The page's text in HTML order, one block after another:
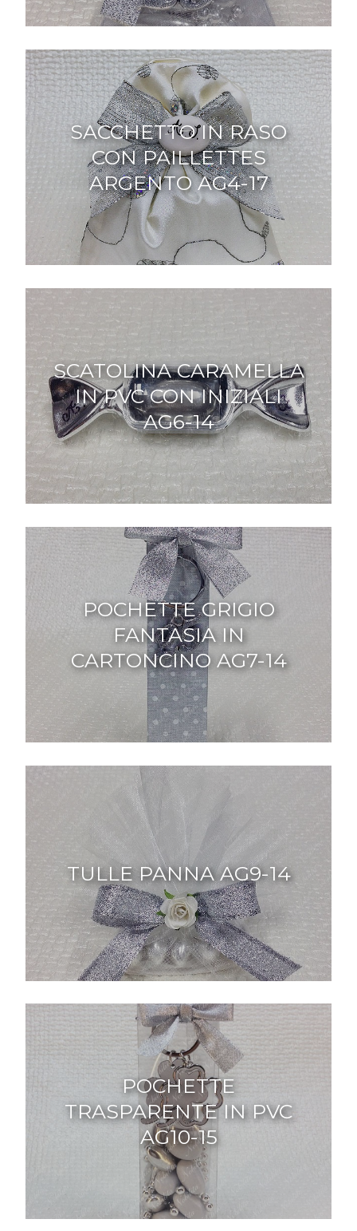
SACCHETTO IN RASO
CON PAILLETTES
ARGENTO AG4-17
SCATOLINA CARAMELLA
IN PVC CON INIZIALI
AG6-14
POCHETTE GRIGIO
FANTASIA IN
CARTONCINO AG7-14
TULLE PANNA AG9-14
POCHETTE
TRASPARENTE IN PVC
AG10-15